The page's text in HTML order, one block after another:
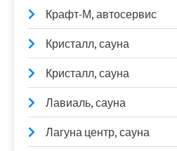
Крафт-М, автосервис
Кристалл, сауна
Кристалл, сауна
Лавиаль, сауна
Лагуна центр, сауна